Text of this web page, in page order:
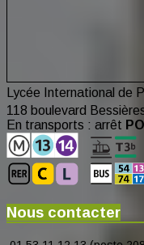
Lycée International de
118 boulevard
En transports : arrêt
Nous contacter